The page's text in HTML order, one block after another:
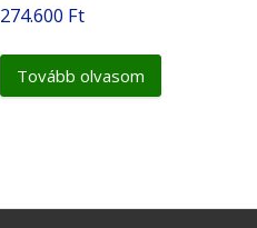
274.600 Ft
Tovább olvasom